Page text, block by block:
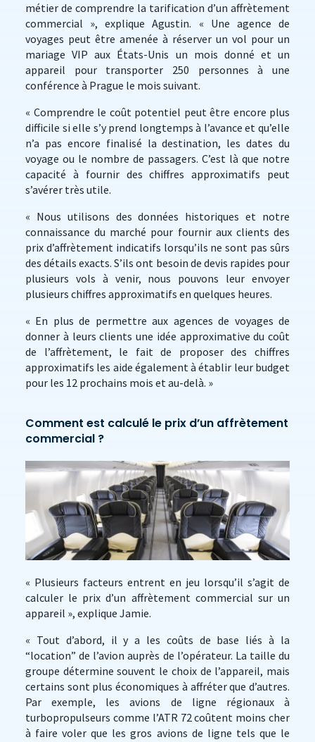
métier de comprendre la tarification d’un affrètement
commercial », explique Agustin. « Une agence de
voyages peut être amenée à réserver un vol pour un
mariage VIP aux États-Unis un mois donné et un
appareil pour transporter 250 personnes à une
conférence à Prague le mois suivant.
« Comprendre le coût potentiel peut être encore plus
difficile si elle s’y prend longtemps à l’avance et qu’elle
n’a pas encore finalisé la destination, les dates du
voyage ou le nombre de passagers. C’est là que notre
capacité à fournir des chiffres approximatifs peut
s’avérer très utile.
« Nous utilisons des données historiques et notre
connaissance du marché pour fournir aux clients des
prix d’affrètement indicatifs lorsqu’ils ne sont pas sûrs
des détails exacts. S’ils ont besoin de devis rapides pour
plusieurs vols à venir, nous pouvons leur envoyer
plusieurs chiffres approximatifs en quelques heures.
« En plus de permettre aux agences de voyages de
donner à leurs clients une idée approximative du coût
de l’affrètement, le fait de proposer des chiffres
approximatifs les aide également à établir leur budget
pour les 12 prochains mois et au-delà. »
Comment est calculé le prix d’un affrètement
commercial ?
« Plusieurs facteurs entrent en jeu lorsqu’il s’agit de
calculer le prix d’un affrètement commercial sur un
appareil », explique Jamie.
« Tout d’abord, il y a les coûts de base liés à la
“location” de l’avion auprès de l’opérateur. La taille du
groupe détermine souvent le choix de l’appareil, mais
certains sont plus économiques à affréter que d’autres.
Par exemple, les avions de ligne régionaux à
turbopropulseurs comme l’ATR 72 coûtent moins cher
à faire voler que les gros avions de ligne tels que le